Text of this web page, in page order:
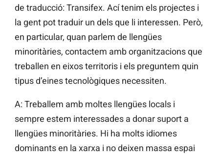
de traducció: Transifex. Ací tenim els projectes i
la gent pot traduir un dels que li interessen. Però,
en particular, quan parlem de llengües
minoritàries, contactem amb organitzacions que
treballen en eixos territoris i els preguntem quin
tipus d’eines tecnològiques necessiten.
A: Treballem amb moltes llengües locals i
sempre estem interessades a donar suport a
llengües minoritàries. Hi ha molts idiomes
dominants en la xarxa i no deixen massa espai